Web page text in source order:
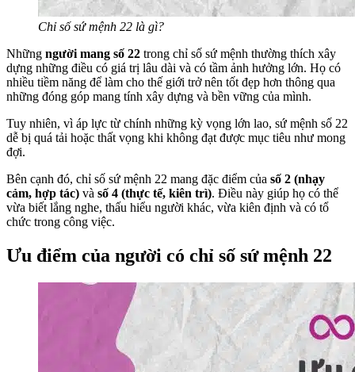
Chỉ số sứ mệnh 22 là gì?
Những người mang số 22 trong chỉ số sứ mệnh thường thích xây
dựng những điều có giá trị lâu dài và có tầm ảnh hưởng lớn. Họ có
nhiều tiềm năng để làm cho thế giới trở nên tốt đẹp hơn thông qua
những đóng góp mang tính xây dựng và bền vững của mình.
Tuy nhiên, vì áp lực từ chính những kỳ vọng lớn lao, sứ mệnh số 22
dễ bị quá tải hoặc thất vọng khi không đạt được mục tiêu như mong
đợi.
Bên cạnh đó, chỉ số sứ mệnh 22 mang đặc điểm của số 2 (nhạy
cảm, hợp tác) và số 4 (thực tế, kiên trì). Điều này giúp họ có thể
vừa biết lắng nghe, thấu hiểu người khác, vừa kiên định và có tổ
chức trong công việc.
Ưu điểm của người có chỉ số sứ mệnh 22